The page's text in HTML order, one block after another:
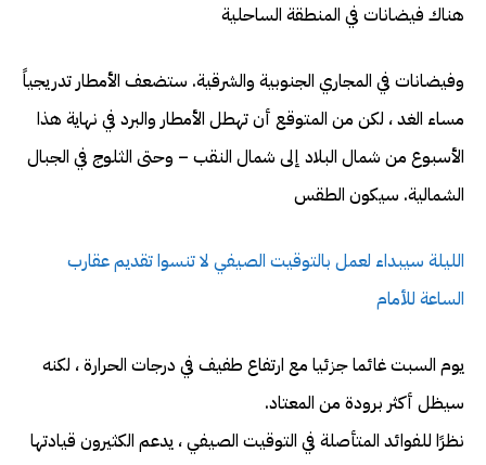
هناك فيضانات في المنطقة الساحلية
وفيضانات في المجاري الجنوبية والشرقية. ستضعف الأمطار تدريجياً
مساء الغد ، لكن من المتوقع أن تهطل الأمطار والبرد في نهاية هذا
الأسبوع من شمال البلاد إلى شمال النقب – وحتى الثلوج في الجبال
الشمالية. سيكون الطقس
الليلة سيبداء لعمل بالتوقيت الصيفي لا تنسوا تقديم عقارب
الساعة للأمام
يوم السبت غائما جزئيا مع ارتفاع طفيف في درجات الحرارة ، لكنه
سيظل أكثر برودة من المعتاد.
نظرًا للفوائد المتأصلة في التوقيت الصيفي ، يدعم الكثيرون قيادتها